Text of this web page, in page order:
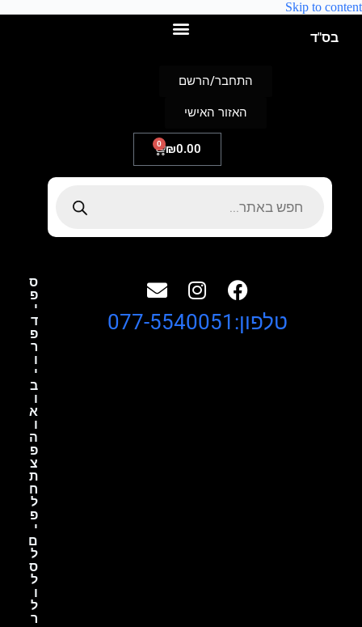
Skip to content
בס"ד
₪0.00
0
התחבר/הרשם
האזור האישי
ס
פ
י
ד
פ
ר
ו
י
ב
ו
א
ו
ה
פ
צ
ת
ח
ל
פ
י
ם
ל
ס
ל
ו
ל
ר
טלפון:077-5540051